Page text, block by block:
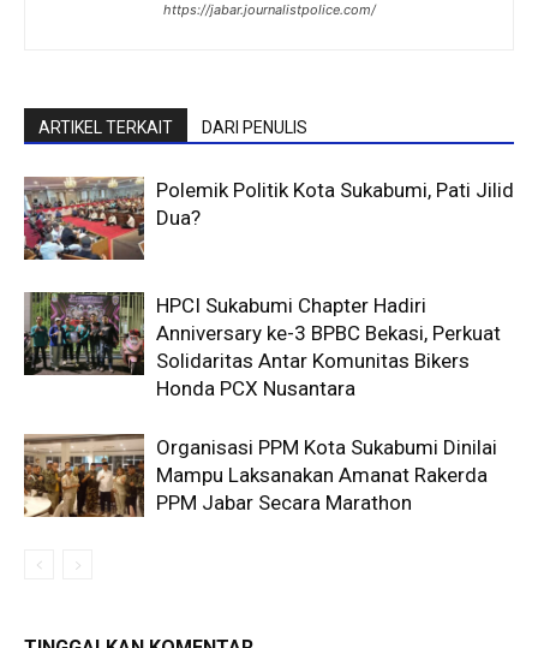
https://jabar.journalistpolice.com/
ARTIKEL TERKAIT DARI PENULIS
Polemik Politik Kota Sukabumi, Pati Jilid
Dua?
HPCI Sukabumi Chapter Hadiri
Anniversary ke-3 BPBC Bekasi, Perkuat
Solidaritas Antar Komunitas Bikers
Honda PCX Nusantara
Organisasi PPM Kota Sukabumi Dinilai
Mampu Laksanakan Amanat Rakerda
PPM Jabar Secara Marathon